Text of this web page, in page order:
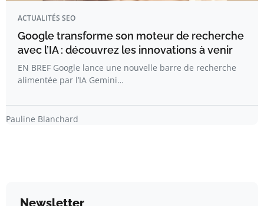
ACTUALITÉS SEO
Google transforme son moteur de recherche
avec l’IA : découvrez les innovations à venir
EN BREF Google lance une nouvelle barre de recherche
alimentée par l’IA Gemini…
Pauline Blanchard
Newsletter